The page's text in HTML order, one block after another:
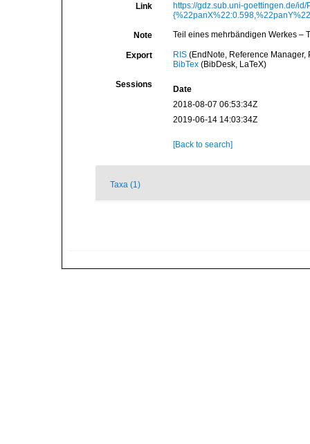
Link
https://gdz.sub.uni-goettingen.de/
Note Teil eines mehrbändigen Werkes –
Export RIS(EndNote, Reference Manager,
BibTex(BibDesk, LaTeX)
Sessions
Date
2018-08-07 06:53:34Z
2019-06-14 14:03:34Z
[Back to search]
Taxa (1)